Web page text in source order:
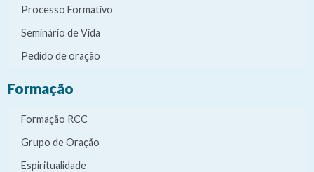
Processo Formativo
Seminário de Vida
Pedido de oração
Formação
Formação RCC
Grupo de Oração
Espiritualidade